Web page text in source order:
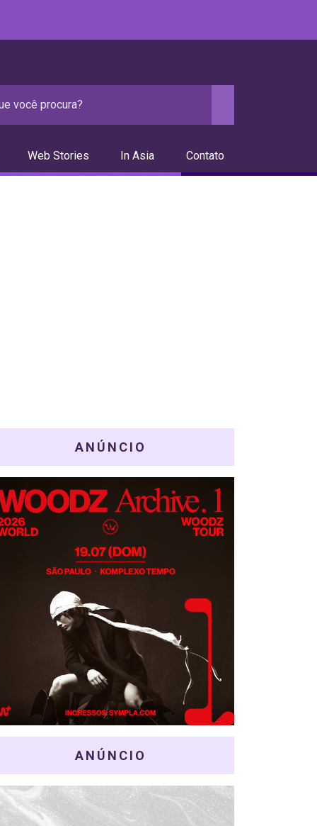
Web Stories In Asia Contato
ANÚNCIO
ANÚNCIO